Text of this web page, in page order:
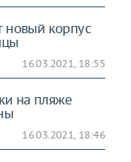
новый корпус
16.03.2021, 18:55
на пляже
16.03.2021, 18:46